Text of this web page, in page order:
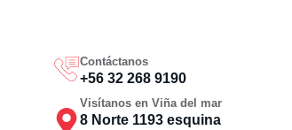
Contáctanos
+56 32 268 9190
Visítanos en Viña del mar
8 Norte 1193 esquina